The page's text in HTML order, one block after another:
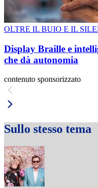
OLTRE IL BUIO E IL
Display Braille e
che dà autonomia
contenuto sponsorizzato
Sullo stesso tema